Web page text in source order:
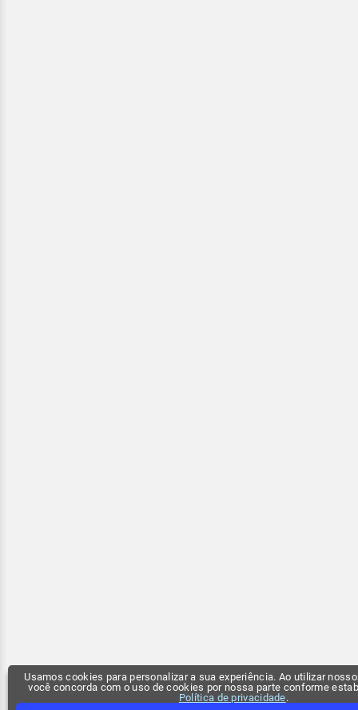
Usamos cookies para personalizar a sua experiência. Ao utilizar
você concorda com o uso de cookies por nossa parte conforme
Política de privacidade.